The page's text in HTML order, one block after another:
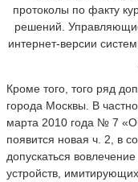
протоколы по факту
решений.
интернет-версии
Кроме того, того ряд
города Москвы. В
марта 2010 года № 7
появится новая ч. 2, в
допускаться
устройств,